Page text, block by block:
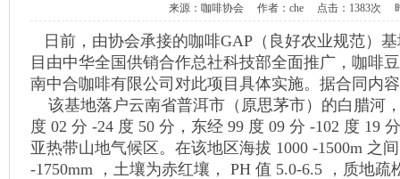
来源：咖啡协会 作者：che 点击：1383次 时
日前，由协会承接的咖啡GAP（良好农业规范）
目由中华全国供销合作总社科技部全面推广，咖啡
南中合咖啡有限公司对此项目具体实施。据合同内
该基地落户云南省普洱市（原思茅市）的白腊河
度 02 分 -24 度 50 分，东经 99 度 09 分 -102 度 19
亚热带山地气候区。在该地区海拔 1000 -1500m 之
-1750mm ，土壤为赤红壤， PH 值 5.0-6.5 ，质地